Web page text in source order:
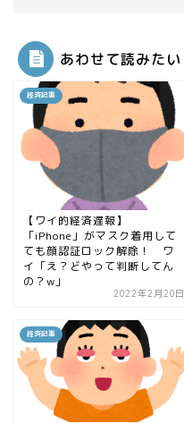
あわせて読みたい
経済記事
【ワイ的経済遅報】
「iPhone」がマスク着用して
ても顔認証ロック解除！ ワ
イ「え？どやって判断してん
の？w」
2022年2月20日
経済記事